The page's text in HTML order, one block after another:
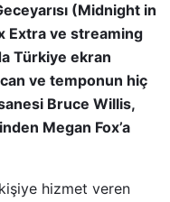
(Midnight in
Extra ve streaming
Türkiye ekran
ve temponun hiç
Bruce Willis,
Megan Fox’a
hizmet veren